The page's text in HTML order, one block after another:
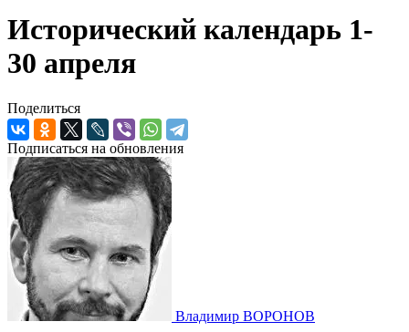
Исторический календарь 1-
30 апреля
Поделиться
Подписаться на обновления
Владимир ВОРОНОВ